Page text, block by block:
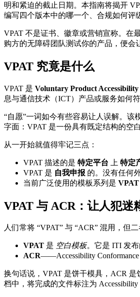
明和紧迫的截止日期。本指南将揭开
编写四个版本中的哪一个、合规如何评
VPAT 不是证书、徽章或营销宣称。在
购方的无障碍团队测试你的产品，便
VPAT 究竟是什么
VPAT 是 Voluntary Product Accessibility
息与通信技术（ICT）产品或服务如何
“自愿”一词如今有些容易让人误解。
字面：VPAT 是一份具有既定结构的空
从一开始就值得牢记三点：
VPAT 描述的是 特定平台 上 特定
VPAT 是 自我申报 的。没有任何
当前广泛使用的模板系列是 VPAT
VPAT 与 ACR：让人犯迷
人们常将 “VPAT” 与 “ACR” 混用，
VPAT 是 空白模板。它是 ITI 发布
ACR——Accessibility
换句话说，VPAT 是饼干模具，ACR
档中，将完成的文件标注为 Accessibility